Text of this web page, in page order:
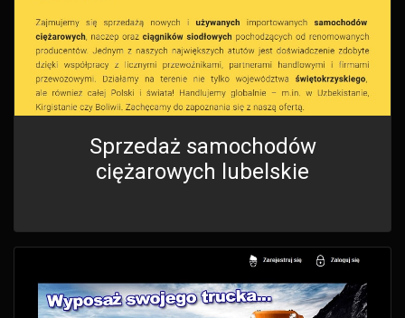
Sprzedaż samochodów
ciężarowych lubelskie